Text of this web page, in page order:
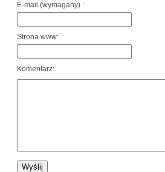
E-mail (wymagany) :
Strona www:
Komentarz: